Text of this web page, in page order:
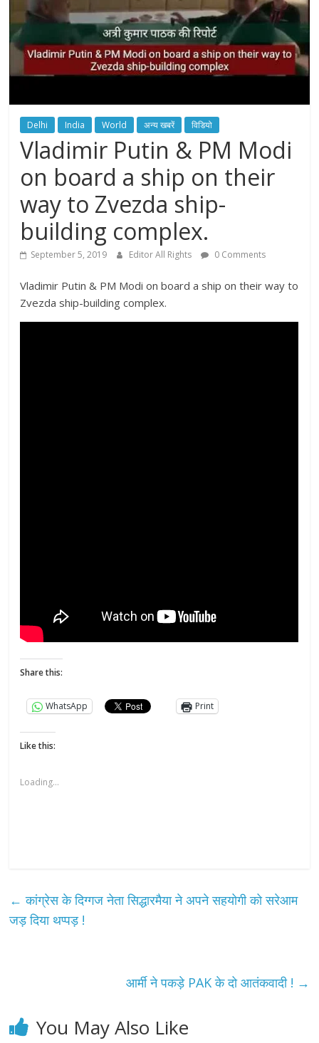
Delhi India World अन्य खबरें विडियो
Vladimir Putin & PM Modi
on board a ship on their
way to Zvezda ship-
building complex.
September 5, 2019 Editor All Rights 0 Comments
Vladimir Putin & PM Modi on board a ship on their way to
Zvezda ship-building complex.
Share this:
WhatsApp Print
Like this:
Loading...
← कांग्रेस के दिग्गज नेता सिद्धारमैया ने अपने सहयोगी को सरेआम
जड़ दिया थप्पड़ !
आर्मी ने पकड़े PAK के दो आतंकवादी ! →
You May Also Like